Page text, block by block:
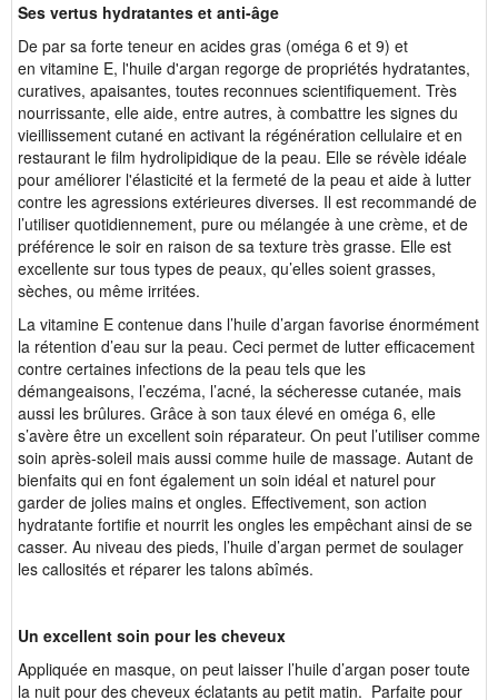
Ses vertus hydratantes et anti-âge
De par sa forte teneur en acides gras (oméga 6 et 9) et
en vitamine E, l'huile d'argan regorge de propriétés hydratantes,
curatives, apaisantes, toutes reconnues scientifiquement. Très
nourrissante, elle aide, entre autres, à combattre les signes du
vieillissement cutané en activant la régénération cellulaire et en
restaurant le film hydrolipidique de la peau. Elle se révèle idéale
pour améliorer l'élasticité et la fermeté de la peau et aide à lutter
contre les agressions extérieures diverses. Il est recommandé de
l’utiliser quotidiennement, pure ou mélangée à une crème, et de
préférence le soir en raison de sa texture très grasse. Elle est
excellente sur tous types de peaux, qu’elles soient grasses,
sèches, ou même irritées.
La vitamine E contenue dans l’huile d’argan favorise énormément
la rétention d’eau sur la peau. Ceci permet de lutter efficacement
contre certaines infections de la peau tels que les
démangeaisons, l’eczéma, l’acné, la sécheresse cutanée, mais
aussi les brûlures. Grâce à son taux élevé en oméga 6, elle
s’avère être un excellent soin réparateur. On peut l’utiliser comme
soin après-soleil mais aussi comme huile de massage. Autant de
bienfaits qui en font également un soin idéal et naturel pour
garder de jolies mains et ongles. Effectivement, son action
hydratante fortifie et nourrit les ongles les empêchant ainsi de se
casser. Au niveau des pieds, l’huile d’argan permet de soulager
les callosités et réparer les talons abîmés.
Un excellent soin pour les cheveux
Appliquée en masque, on peut laisser l’huile d’argan poser toute
la nuit pour des cheveux éclatants au petit matin. Parfaite pour